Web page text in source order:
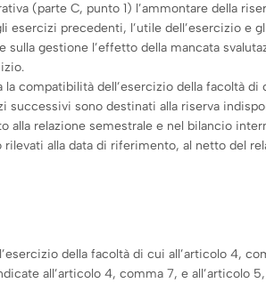
(parte C, punto 1) l’ammontare della
esercizi precedenti, l’utile dell’esercizio e
sulla gestione l’effetto della mancata
la compatibilità dell’esercizio della facoltà
successivi sono destinati alla riserva
alla relazione semestrale e nel bilancio
alla data di riferimento, al netto del
l’esercizio della facoltà di cui all’articolo 4,
all’articolo 4, comma 7, e all’articolo